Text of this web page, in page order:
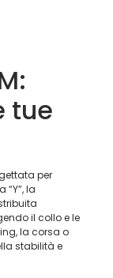
tue
per
la
il collo e le
la corsa o
stabilità e